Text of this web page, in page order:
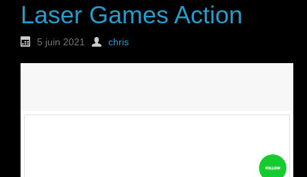
Laser Games Action
5 juin 2021 chris